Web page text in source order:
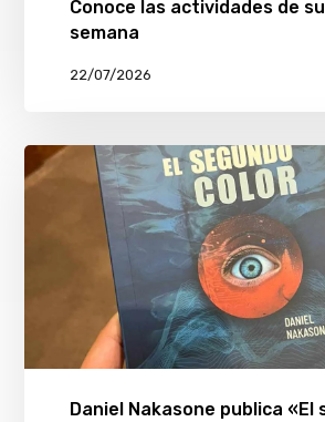
Conoce las actividades de
semana
22/07/2026
Daniel Nakasone publica «El